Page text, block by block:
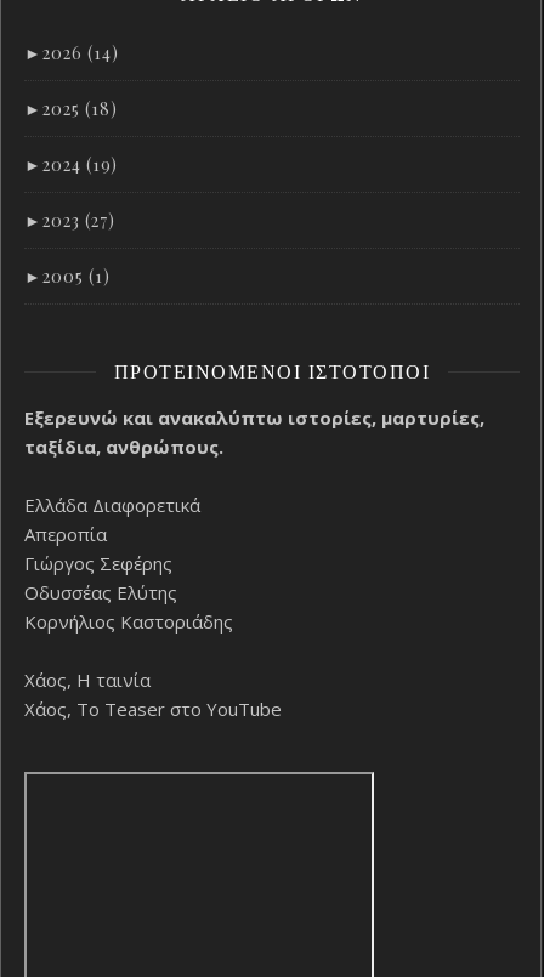
► 2026 (14)
► 2025 (18)
► 2024 (19)
► 2023 (27)
► 2005 (1)
ΠΡΟΤΕΙΝΌΜΕΝΟΙ ΙΣΤΌΤΟΠΟΙ
Εξερευνώ και ανακαλύπτω ιστορίες, μαρτυρίες,
ταξίδια, ανθρώπους.
Ελλάδα Διαφορετικά
Απεροπία
Γιώργος Σεφέρης
Οδυσσέας Ελύτης
Κορνήλιος Καστοριάδης
Χάος, Η ταινία
Χάος, Το Teaser στο YouTube